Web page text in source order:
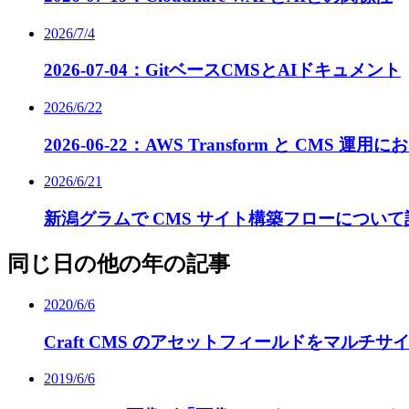
2026/7/4
2026-07-04：GitベースCMSとAIドキュメント
2026/6/22
2026-06-22：AWS Transform と CMS 運用に
2026/6/21
新潟グラムで CMS サイト構築フローについ
同じ日の他の年の記事
2020/6/6
Craft CMS のアセットフィールドをマルチサ
2019/6/6